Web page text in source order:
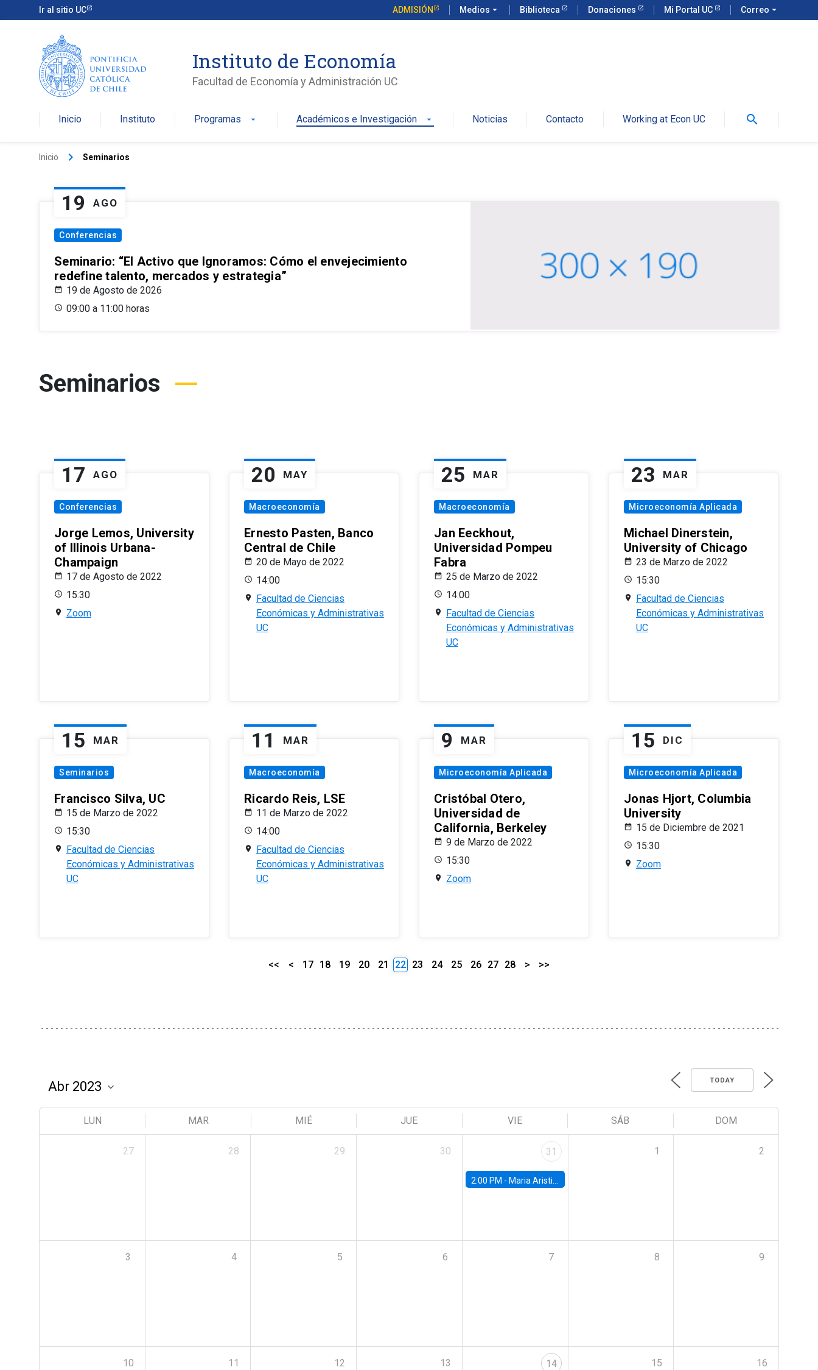
Ir al sitio UC ADMISIÓN Medios arrow_drop_down Biblioteca Donaciones Mi Portal UC Correo arrow_drop_down
Instituto de Economía
Facultad de Economía y Administración UC
Inicio Instituto Programas arrow_drop_down Académicos e Investigación arrow_drop_down Noticias Contacto Working at Econ UC search
Inicio keyboard_arrow_right Seminarios
19 AGO
Conferencias
Seminario: “El Activo que Ignoramos: Cómo el envejecimiento
redefine talento, mercados y estrategia”
19 de Agosto de 2026
09:00 a 11:00 horas
Seminarios
17 AGO
Conferencias
Jorge Lemos, University
of Illinois Urbana-
Champaign
17 de Agosto de 2022
15:30
Zoom
20 MAY
Macroeconomía
Ernesto Pasten, Banco
Central de Chile
20 de Mayo de 2022
14:00
Facultad de Ciencias
Económicas y Administrativas
UC
25 MAR
Macroeconomía
Jan Eeckhout,
Universidad Pompeu
Fabra
25 de Marzo de 2022
14:00
Facultad de Ciencias
Económicas y Administrativas
UC
23 MAR
Microeconomía Aplicada
Michael Dinerstein,
University of Chicago
23 de Marzo de 2022
15:30
Facultad de Ciencias
Económicas y Administrativas
UC
15 MAR
Seminarios
Francisco Silva, UC
15 de Marzo de 2022
15:30
Facultad de Ciencias
Económicas y Administrativas
UC
11 MAR
Macroeconomía
Ricardo Reis, LSE
11 de Marzo de 2022
14:00
Facultad de Ciencias
Económicas y Administrativas
UC
9 MAR
Microeconomía Aplicada
Cristóbal Otero,
Universidad de
California, Berkeley
9 de Marzo de 2022
15:30
Zoom
15 DIC
Microeconomía Aplicada
Jonas Hjort, Columbia
University
15 de Diciembre de 2021
15:30
Zoom
<< < 17 18 19 20 21 22 23 24 25 26 27 28 > >>
TODAY
LUN MAR MIÉ JUE VIE SÁB DOM
27 28 29 30 31
2:00 PM - Maria Aristizabal-Ramirez, FED Board
1 2
3 4 5 6 7 8 9
10 11 12 13 14 15 16